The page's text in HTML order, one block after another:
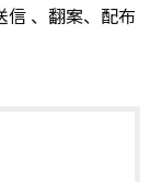
信 、翻案、配布